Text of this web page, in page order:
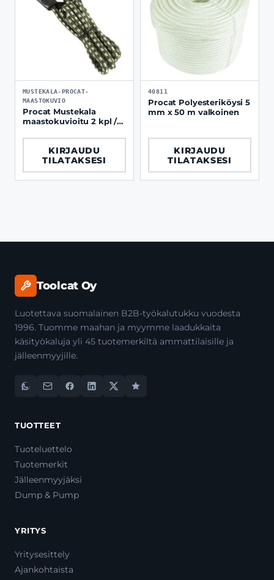
MUSTEKALA-PROCAT-
MAASTOKUVIO
Procat Mustekala
maastokuvioitu 2 kpl /
KIRJAUDU
TILATAKSESI
40811
Procat Polyesteriköysi 5
mm x 50 m valkoinen
KIRJAUDU
TILATAKSESI
Toolcat Oy
Luotettava suomalainen B2B-työkalutukku vuodesta
1996. Tuomme maahan ja myymme laadukkaita
käsityökaluja yli 45 tuotemerkiltä ammattilaisille ja
jälleenmyyjille.
TUOTTEET
Tuoteluettelo
Tuotemerkit
Jälleenmyyjäksi
Dump & Pump
YRITYS
Yritysesittely
Ajankohtaista